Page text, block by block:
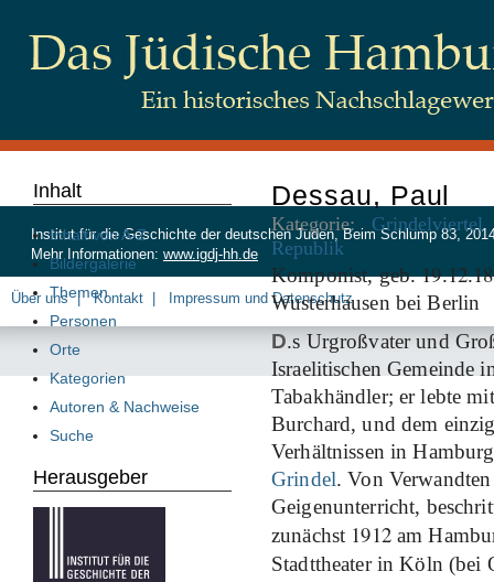
Dessau, Paul
Kategorie:
Grindelviertel
Republik
Komponist, geb.19.12.
Wusterhausen bei Berlin
D.s Urgroßvater und
Israelitischen Gemeinde
Tabakhändler; er lebte
Burchard, und dem
Verhältnissen in
Grindel. Von
Geigenunterricht,
zunächst 1912am
Stadttheater in Köln
Inhalt
Inhalt von A-Z
Bildergalerie
Themen
Personen
Orte
Kategorien
Autoren & Nachweise
Suche
Herausgeber
Institut für die Geschichte der deutschen Juden, Beim Schlump 83,
Mehr Informationen: www.igdj-hh.de
Über uns Kontakt Impressum und Datenschutz